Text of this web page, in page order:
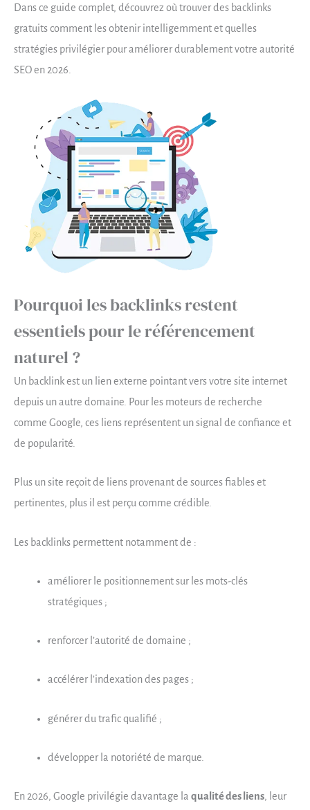
Dans ce guide complet, découvrez où trouver des backlinks
gratuits comment les obtenir intelligemment et quelles
stratégies privilégier pour améliorer durablement votre autorité
SEO en 2026.
Pourquoi les backlinks restent
essentiels pour le référencement
naturel ?
Un backlink est un lien externe pointant vers votre site internet
depuis un autre domaine. Pour les moteurs de recherche
comme Google, ces liens représentent un signal de confiance et
de popularité.
Plus un site reçoit de liens provenant de sources fiables et
pertinentes, plus il est perçu comme crédible.
Les backlinks permettent notamment de :
améliorer le positionnement sur les mots-clés
stratégiques ;
renforcer l’autorité de domaine ;
accélérer l’indexation des pages ;
générer du trafic qualifié ;
développer la notoriété de marque.
En 2026, Google privilégie davantage la qualité des liens , leur